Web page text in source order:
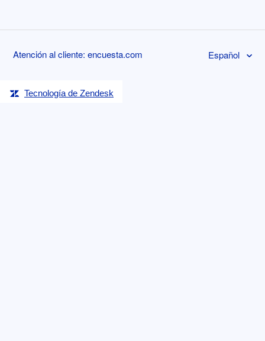
Atención al cliente: encuesta.com Español
Tecnología de Zendesk